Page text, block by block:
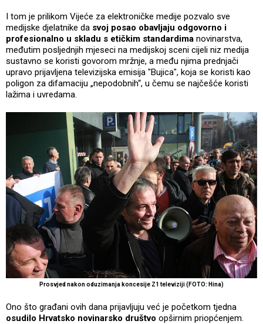
I tom je prilikom Vijeće za elektroničke medije pozvalo sve
medijske djelatnike da svoj posao obavljaju odgovorno i
profesionalno u skladu s etičkim standardima novinarstva,
međutim posljednjih mjeseci na medijskoj sceni cijeli niz medija
sustavno se koristi govorom mržnje, a među njima prednjači
upravo prijavljena televizijska emisija "Bujica", koja se koristi kao
poligon za difamaciju „nepodobnih“, u čemu se najčešće koristi
lažima i uvredama.
Prosvjed nakon oduzimanja koncesije Z1 televiziji (FOTO: Hina)
Ono što građani ovih dana prijavljuju već je početkom tjedna
osudilo Hrvatsko novinarsko društvo opširnim priopćenjem.